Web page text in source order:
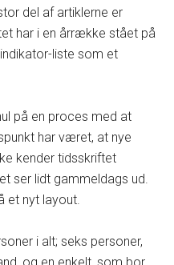
del af artiklerne er
har i en årrække stået på
liste som et
på en proces med at
har været, at nye
kender tidsskriftet
ser lidt gammeldags ud.
et nyt layout.
i alt; seks personer,